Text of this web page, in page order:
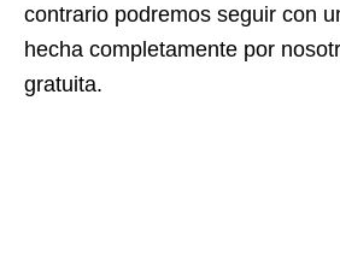
contrario podremos seguir con
hecha completamente por
gratuita.